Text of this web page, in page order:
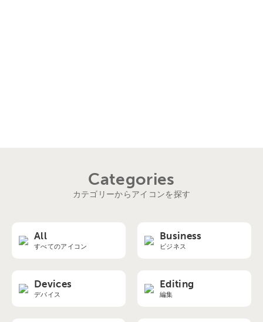
Categories
カテゴリーからアイコンを探す
All
すべてのアイコン
Business
ビジネス
Devices
デバイス
Editing
編集